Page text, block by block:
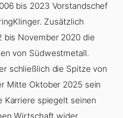
bis 2023 Vorstandschef
Zusätzlich
bis November 2020 die
von Südwestmetall.
schließlich die Spitze von
Mitte Oktober 2025 sein
Karriere spiegelt seinen
Wirtschaft wider.